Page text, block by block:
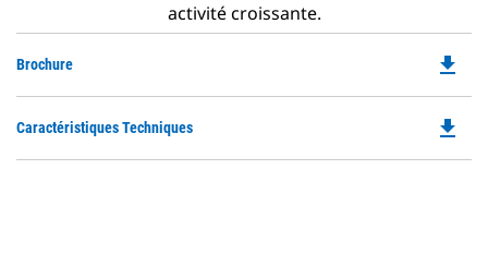
activité croissante.
Brochure
a
file_download
Caractéristiques Techniques file_download